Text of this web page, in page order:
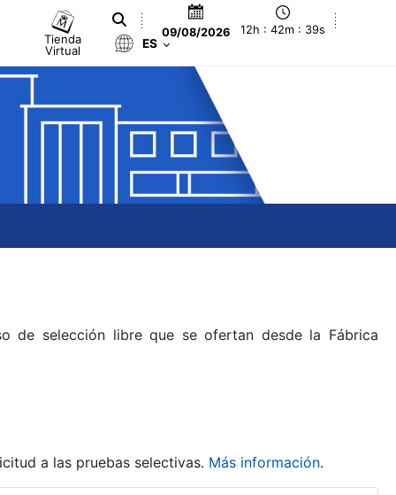
Tienda
Virtual
09/08/2026 12h : 42m : 39s
ES
de selección libre que se ofertan desde la Fábrica
a las pruebas selectivas. Más información.